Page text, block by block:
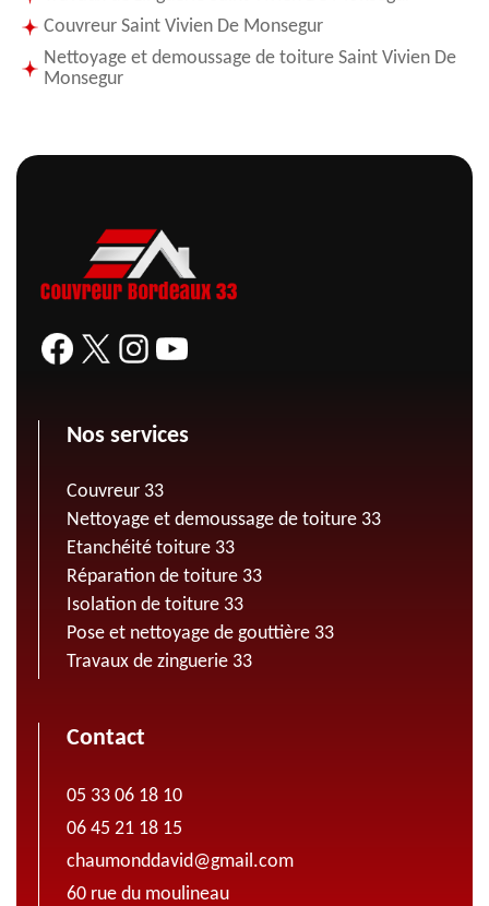
Couvreur Saint Vivien De Monsegur
Nettoyage et demoussage de toiture Saint Vivien De
Monsegur
Nos services
Couvreur 33
Nettoyage et demoussage de toiture 33
Etanchéité toiture 33
Réparation de toiture 33
Isolation de toiture 33
Pose et nettoyage de gouttière 33
Travaux de zinguerie 33
Contact
05 33 06 18 10
06 45 21 18 15
chaumonddavid@gmail.com
60 rue du moulineau